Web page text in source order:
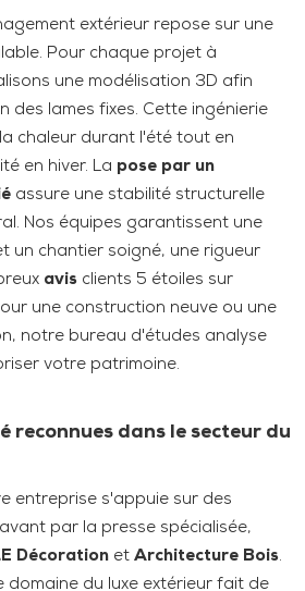
extérieur repose sur une
Pour chaque projet à
une modélisation 3D afin
des lames fixes. Cette ingénierie
chaleur durant l'été tout en
en hiver. La pose par un
assure une stabilité structurelle
Nos équipes garantissent une
un chantier soigné, une rigueur
avis clients 5 étoiles sur
une construction neuve ou une
notre bureau d'études analyse
votre patrimoine.
reconnues dans le secteur du
entreprise s'appuie sur des
par la presse spécialisée,
Décoration etArchitecture Bois.
domaine du luxe extérieur fait de